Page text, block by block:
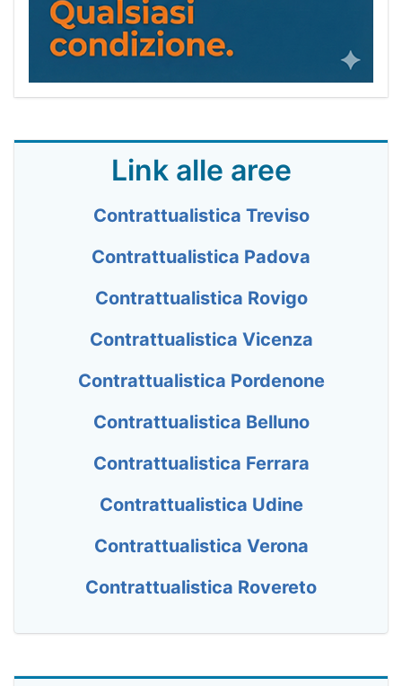
Link alle aree
Contrattualistica Treviso
Contrattualistica Padova
Contrattualistica Rovigo
Contrattualistica Vicenza
Contrattualistica Pordenone
Contrattualistica Belluno
Contrattualistica Ferrara
Contrattualistica Udine
Contrattualistica Verona
Contrattualistica Rovereto